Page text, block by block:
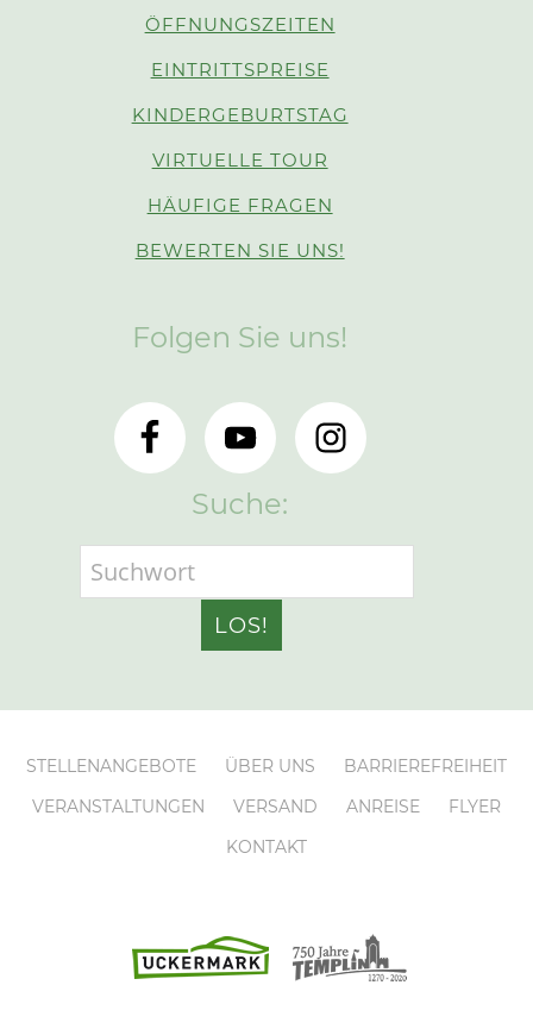
ÖFFNUNGSZEITEN
EINTRITTSPREISE
KINDERGEBURTSTAG
VIRTUELLE TOUR
HÄUFIGE FRAGEN
BEWERTEN SIE UNS!
Folgen Sie uns!
Suche:
STELLENANGEBOTE ÜBER UNS
BARRIEREFREIHEIT
VERANSTALTUNGEN
VERSAND ANREISE
FLYER
KONTAKT